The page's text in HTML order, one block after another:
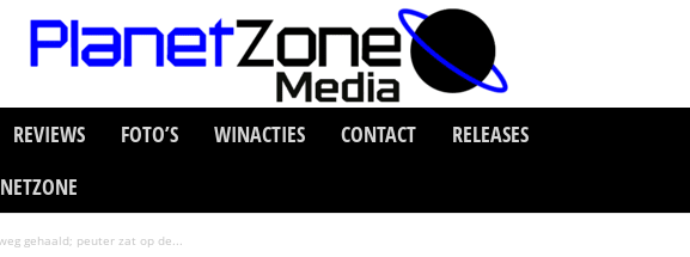
REVIEWS FOTO’S WINACTIES CONTACT
RELEASES
gehaald; peuter zat op de...